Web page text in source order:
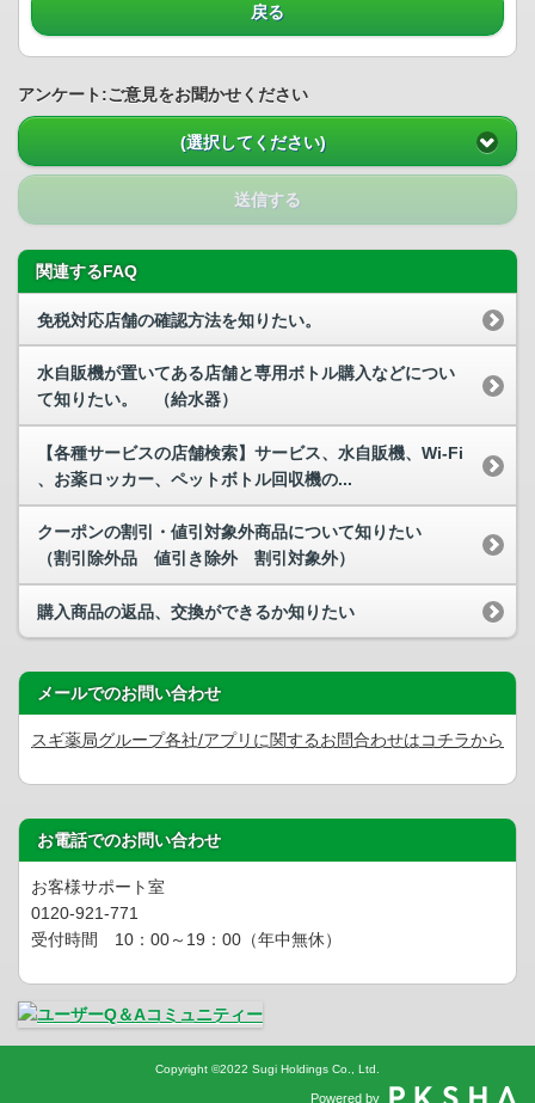
戻る
アンケート:ご意見をお聞かせください
(選択してください)
送信する
関連するFAQ
免税対応店舗の確認方法を知りたい。
水自販機が置いてある店舗と専用ボトル購入などについ
て知りたい。 （給水器）
【各種サービスの店舗検索】サービス、水自販機、Wi-Fi
、お薬ロッカー、ペットボトル回収機の...
クーポンの割引・値引対象外商品について知りたい
（割引除外品 値引き除外 割引対象外）
購入商品の返品、交換ができるか知りたい
メールでのお問い合わせ
スギ薬局グループ各社/アプリに関するお問合わせはコチラから
お電話でのお問い合わせ
お客様サポート室
0120-921-771
受付時間 10：00～19：00（年中無休）
Copyright ©2022 Sugi Holdings Co., Ltd.
Powered by